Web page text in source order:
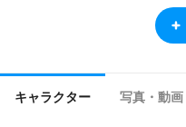
キャラクター 写真・動画